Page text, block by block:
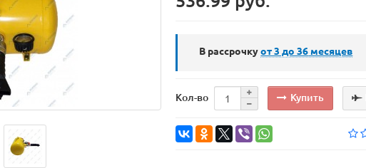
В рассрочкуот 3 до 36 месяцев
Кол-во Купить